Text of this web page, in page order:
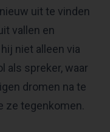
uit te vinden
vallen en
niet alleen via
als spreker, waar
dromen na te
ze tegenkomen.